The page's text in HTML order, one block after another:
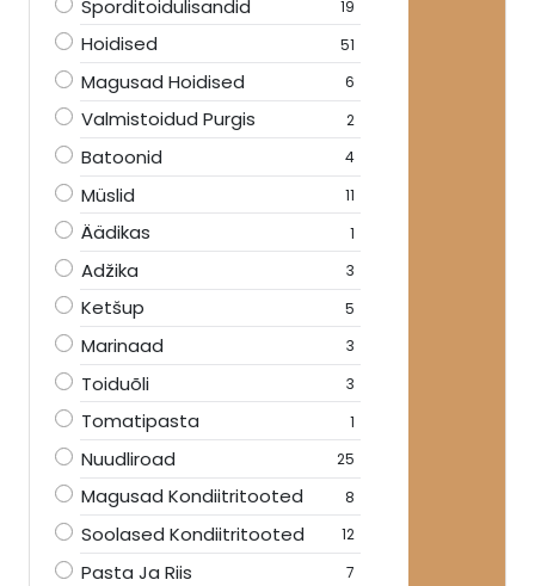
Sporditoidulisandid 19
Hoidised 51
Magusad Hoidised 6
Valmistoidud Purgis 2
Batoonid 4
Müslid 11
Äädikas 1
Adžika 3
Ketšup 5
Marinaad 3
Toiduõli 3
Tomatipasta 1
Nuudliroad 25
Magusad Kondiitritooted 8
Soolased Kondiitritooted 12
Pasta Ja Riis 7